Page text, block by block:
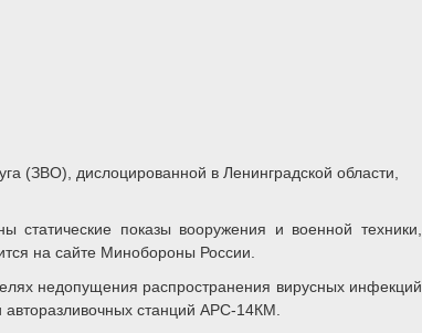
(ЗВО), дислоцированной в Ленинградской области,
статические показы вооружения и военной техники,
на сайте Минобороны России.
недопущения распространения вирусных инфекций
станций АРС-14КМ.